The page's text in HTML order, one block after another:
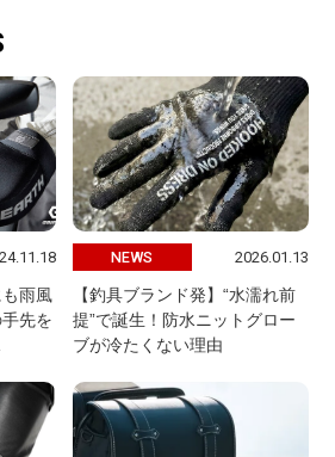
も雨風
先を
NEWS 2026.01.13
【釣具ブランド発】“水濡れ前
提”で誕生！防水ニットグロー
ブが冷たくない理由